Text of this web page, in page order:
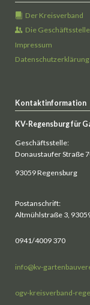
Der Kreisverband
Die Geschäftsstelle
Impressum
Datenschutzerklärung
Kontaktinformation
KV-Regensburg für
Geschäftsstelle:
Donaustaufer Straße
93059 Regensburg
Postanschrift:
Altmühlstraße 3,
0941/4009 370
info@kv-
ogv-kreisverband-